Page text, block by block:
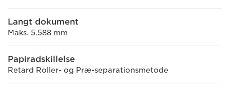
Langt dokument
Maks. 5.588 mm
Papiradskillelse
Retard Roller- og Præ-separationsmetode